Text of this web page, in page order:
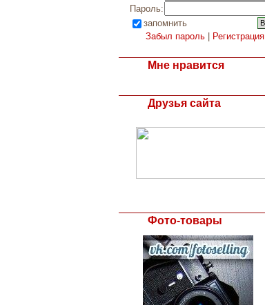
Пароль:
запомнить
Забыл пароль
Регистрация
Мне нравится
Друзья сайта
Фото-товары